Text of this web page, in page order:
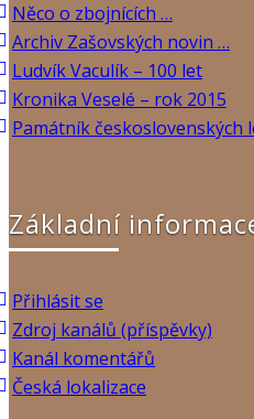
Něco o zbojnících …
Archiv Zašovských novin …
Ludvík Vaculík – 100 let
Kronika Veselé – rok 2015
Památník československých
Základní
Přihlásit se
Zdroj kanálů (příspěvky)
Kanál komentářů
Česká lokalizace